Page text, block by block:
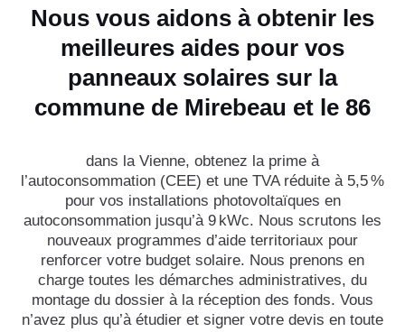
Nous vous aidons à obtenir les
meilleures aides pour vos
panneaux solaires sur la
commune de Mirebeau et le 86
dans la Vienne, obtenez la prime à
l’autoconsommation (CEE) et une TVA réduite à 5,5 %
pour vos installations photovoltaïques en
autoconsommation jusqu’à 9 kWc. Nous scrutons les
nouveaux programmes d’aide territoriaux pour
renforcer votre budget solaire. Nous prenons en
charge toutes les démarches administratives, du
montage du dossier à la réception des fonds. Vous
n’avez plus qu’à étudier et signer votre devis en toute